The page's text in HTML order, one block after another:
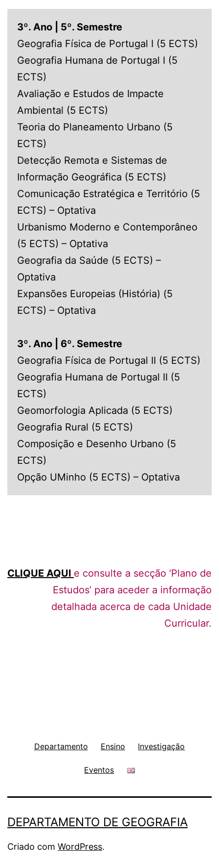
3º. Ano | 5º. Semestre
Geografia Física de Portugal I (5 ECTS)
Geografia Humana de Portugal I (5
ECTS)
Avaliação e Estudos de Impacte
Ambiental (5 ECTS)
Teoria do Planeamento Urbano (5
ECTS)
Detecção Remota e Sistemas de
Informação Geográfica (5 ECTS)
Comunicação Estratégica e Território (5
ECTS) – Optativa
Urbanismo Moderno e Contemporâneo
(5 ECTS) – Optativa
Geografia da Saúde (5 ECTS) –
Optativa
Expansões Europeias (História) (5
ECTS) – Optativa
3º. Ano | 6º. Semestre
Geografia Física de Portugal II (5 ECTS)
Geografia Humana de Portugal II (5
ECTS)
Geomorfologia Aplicada (5 ECTS)
Geografia Rural (5 ECTS)
Composição e Desenho Urbano (5
ECTS)
Opção UMinho (5 ECTS) – Optativa
CLIQUE AQUI e consulte a secção ‘Plano de
Estudos’ para aceder a informação
detalhada acerca de cada Unidade
Curricular.
Departamento Ensino Investigação
Eventos
DEPARTAMENTO DE GEOGRAFIA
Criado com WordPress.